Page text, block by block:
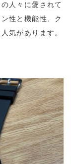
人々に愛されて
性と機能性、ク
気があります。